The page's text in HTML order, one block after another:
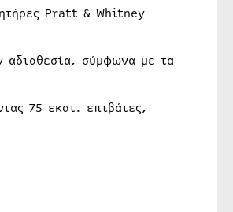
Pratt & Whitney
αδιαθεσία, σύμφωνα με τα
75 εκατ. επιβάτες,